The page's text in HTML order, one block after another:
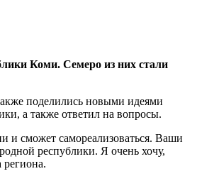
Коми. Семеро из них стали
поделились новыми идеями
а также ответил на вопросы.
и сможет самореализоваться. Ваши
республики. Я очень хочу,